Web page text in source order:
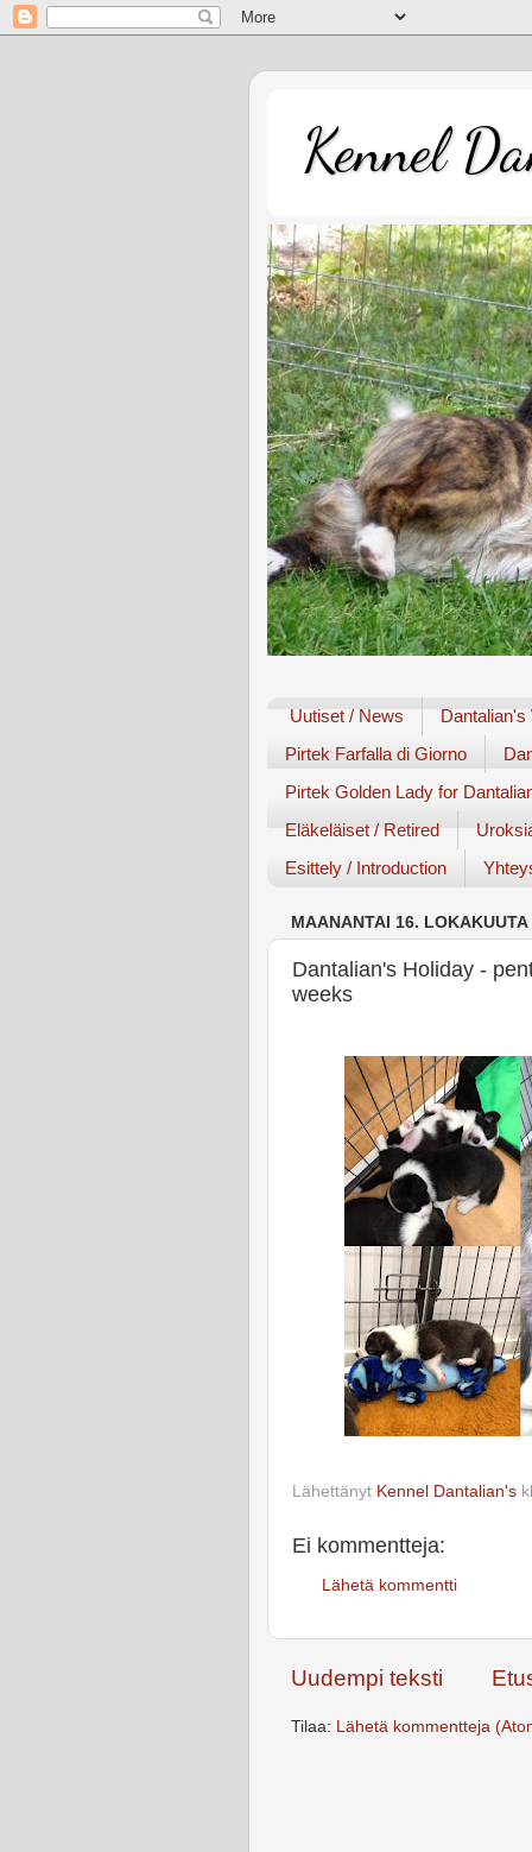
Kennel
Uutiset / News
Dantalian's
Pirtek Farfalla di Giorno
Pirtek Golden Lady for
Eläkeläiset / Retired
Esittely / Introduction
MAANANTAI 16. LOKAKUUTA
Dantalian's Holiday -
weeks
Lähettänyt Kennel Dantalian's
Ei kommentteja:
Lähetä kommentti
Uudempi teksti
Tilaa: Lähetä kommentteja